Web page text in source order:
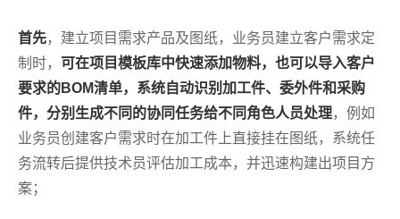
首先，建立项目需求产品及图纸，业务员建立客户需求定
制时， 可在项目模板库中快速添加物料，也可以导入客户
要求的BOM清单，系统自动识别加工件、委外件和采购
件，分别生成不同的协同任务给不同角色人员处理，例如
业务员创建客户需求时在加工件上直接挂在图纸，系统任
务流转后提供技术员评估加工成本，并迅速构建出项目方
案；